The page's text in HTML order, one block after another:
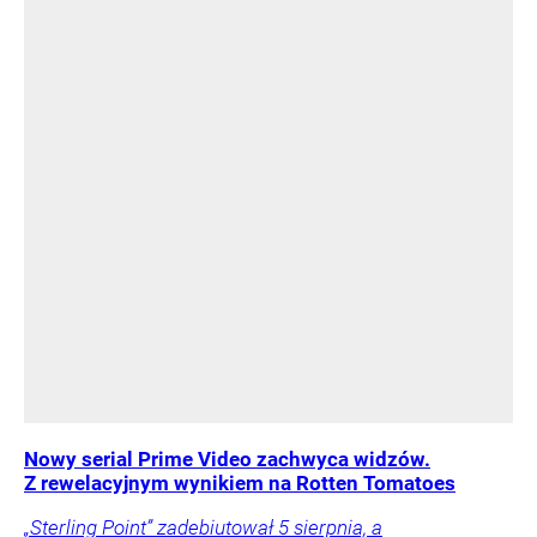
Nowy serial Prime Video zachwyca widzów.
Z rewelacyjnym wynikiem na Rotten Tomatoes
„Sterling Point” zadebiutował 5 sierpnia, a